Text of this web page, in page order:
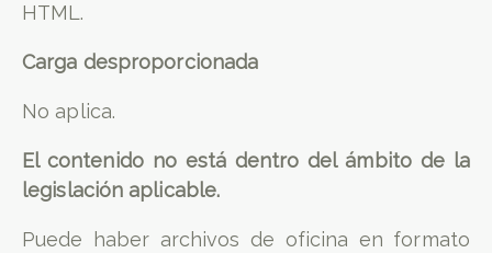
HTML.
Carga desproporcionada
No aplica.
El contenido no está dentro del ámbito de la
legislación aplicable.
Puede haber archivos de oficina en formato